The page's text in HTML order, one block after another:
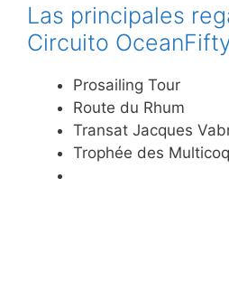
Las principales
Circuito
Prosailing Tour
Route du Rhum
Transat Jacques
Trophée des